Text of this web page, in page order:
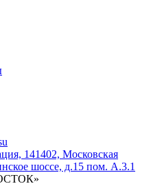
141402, Московская
шоссе, д.15 пом. А.3.1